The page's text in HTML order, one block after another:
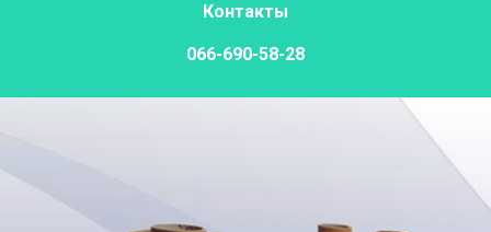
Контакты
066-690-58-28